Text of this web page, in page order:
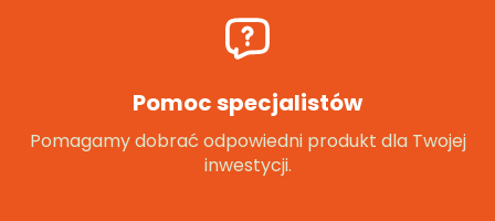
Pomoc specjalistów
Pomagamy dobrać odpowiedni produkt dla Twojej
inwestycji.